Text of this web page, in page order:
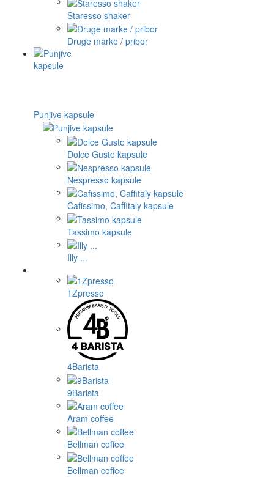
Staresso shaker
Druge marke / pribor
Punjive kapsule
Dolce Gusto kapsule
Nespresso kapsule
Cafissimo, Caffitaly kapsule
Tassimo kapsule
Illy ...
1Zpresso
4Barista
9Barista
Aram coffee
Bellman coffee
Bellman coffee